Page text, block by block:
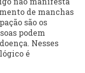
de manchas
são os
podem
Nesses
é